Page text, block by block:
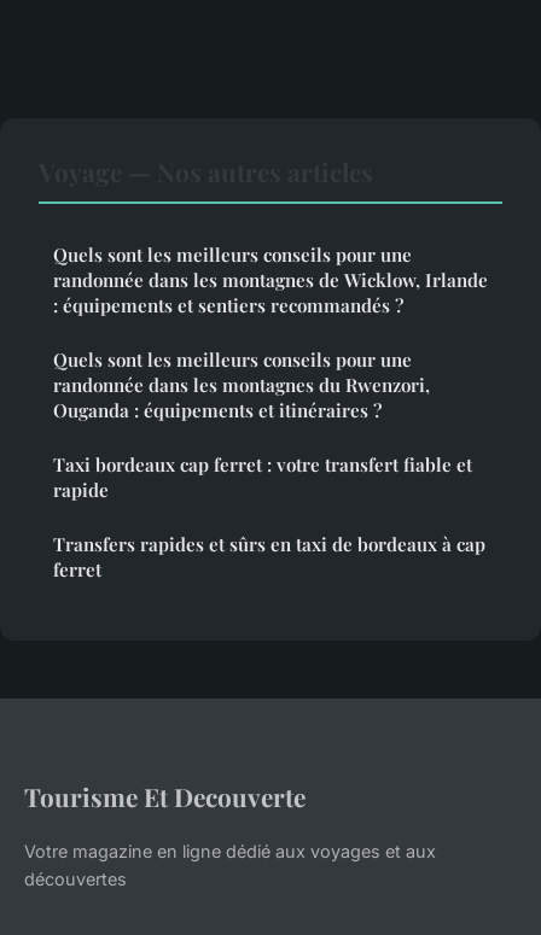
Quels sont les meilleurs conseils pour une
randonnée dans les montagnes de Wicklow, Irlande
: équipements et sentiers recommandés ?
Quels sont les meilleurs conseils pour une
randonnée dans les montagnes du Rwenzori,
Ouganda : équipements et itinéraires ?
Taxi bordeaux cap ferret : votre transfert fiable et
rapide
Transfers rapides et sûrs en taxi de bordeaux à cap
ferret
Tourisme Et Decouverte
Votre magazine en ligne dédié aux voyages et aux
découvertes